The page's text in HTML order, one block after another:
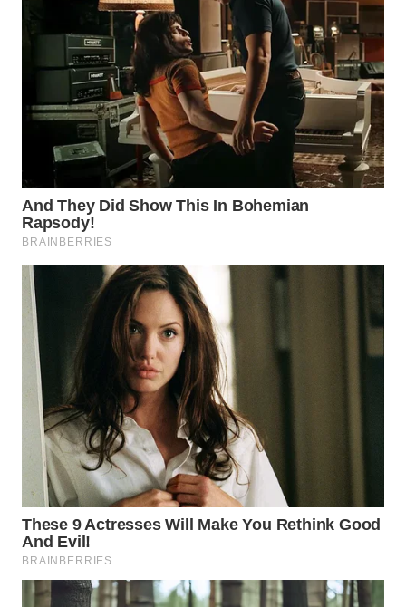
MANDALIKA
WN
LIKUPANG
WN
LABUANBAJO
WN
BORNEO
Wahana
Media
Group
WAHANA
NEWS
WAHANA
TANI
WAHANA
WAHANA
INFRASTRUKTUR